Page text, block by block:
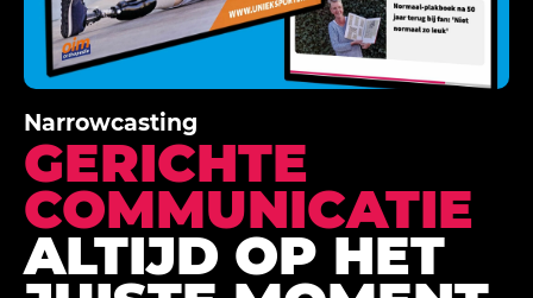
Narrowcasting
GERICHTE
COMMUNICATIE
ALTIJD OP HET